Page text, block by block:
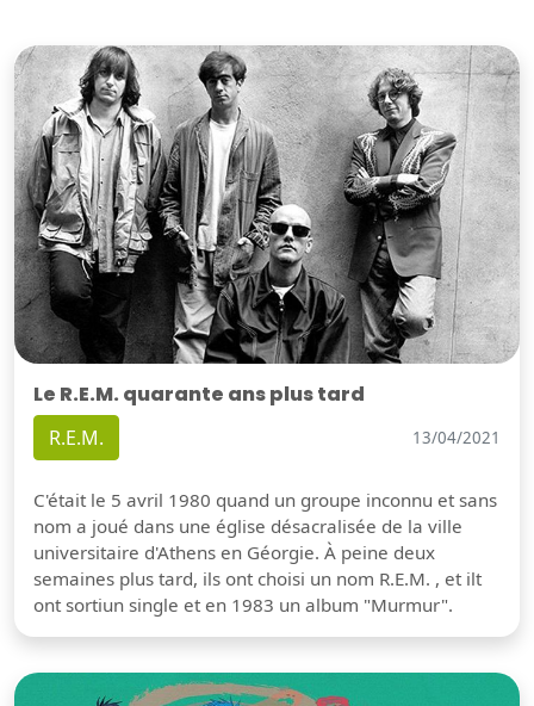
Le R.E.M. quarante ans plus tard
R.E.M. 13/04/2021
C'était le 5 avril 1980 quand un groupe inconnu et sans
nom a joué dans une église désacralisée de la ville
universitaire d'Athens en Géorgie. À peine deux
semaines plus tard, ils ont choisi un nom R.E.M. , et ilt
ont sortiun single et en 1983 un album "Murmur".